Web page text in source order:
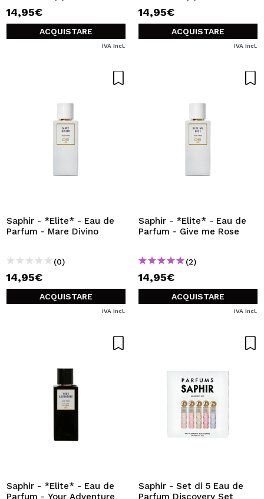
14,95€
ACQUISTARE
IVA Incl.
14,95€
ACQUISTARE
IVA Incl.
Saphir - *Elite* - Eau de
Parfum - Mare Divino
(0)
14,95€
ACQUISTARE
IVA Incl.
Saphir - *Elite* - Eau de
Parfum - Give me Rose
(2)
14,95€
ACQUISTARE
IVA Incl.
Saphir - *Elite* - Eau de
Parfum - Your Adventure
Saphir - Set di 5 Eau de
Parfum Discovery Set